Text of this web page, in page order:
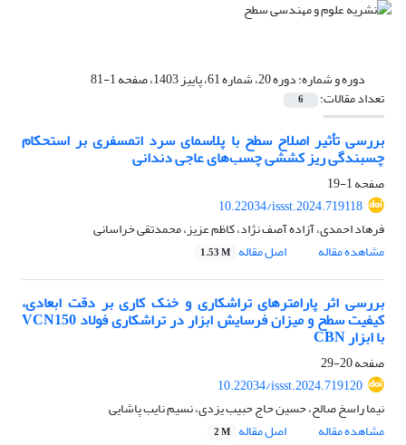
دوره و شماره:دوره 20، شماره 61، پاییز 1403، صفحه 1-81
تعداد مقالات: 6
بررسی تأثیر اصلاح سطح با پلاسمای سرد اتمسفری بر استحکام
چسبندگی ریز کششی چسب‌های عاجی دندانی
صفحه1-19
10.22034/issst.2024.719118
فرهاد احمدی، آزاده آصف نژاد، کاظم عزیز، محمدتقی خراسانی
مشاهده مقاله
اصل مقاله 1.53 M
بررسی اثر پارامترهای تراشکاری و خنک کاری بر دقت ابعادی،
کیفیت سطح و میزان فرسایش ابزار در تراشکاری فولاد VCN150
با ابزار CBN
صفحه20-29
10.22034/issst.2024.719120
نیما راسخ صالح، حسین حاج حبیب یزدی، نسیم نایب پاشایی
مشاهده مقاله
اصل مقاله 2 M